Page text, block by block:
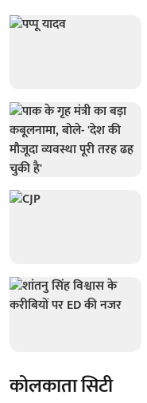
कोलकाता सिटी